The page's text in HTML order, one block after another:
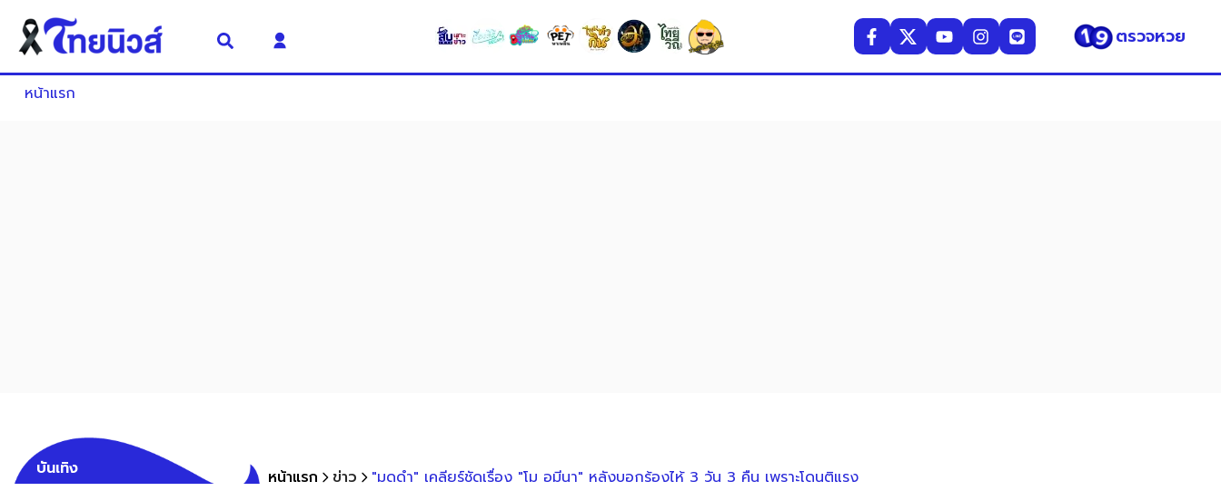
ตรวจหวย
หน้าแรก
บันเทิง หน้าแรก ข่าว "มดดำ" เคลียร์ชัดเรื่อง "โม อมีนา" หลังบอกร้องไห้ 3 วัน 3 คืน เพราะโดนติแรง